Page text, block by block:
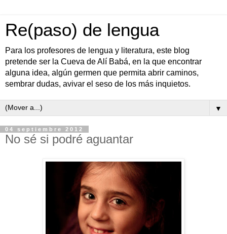
Re(paso) de lengua
Para los profesores de lengua y literatura, este blog
pretende ser la Cueva de Alí Babá, en la que encontrar
alguna idea, algún germen que permita abrir caminos,
sembrar dudas, avivar el seso de los más inquietos.
▼
04 septiembre 2012
No sé si podré aguantar